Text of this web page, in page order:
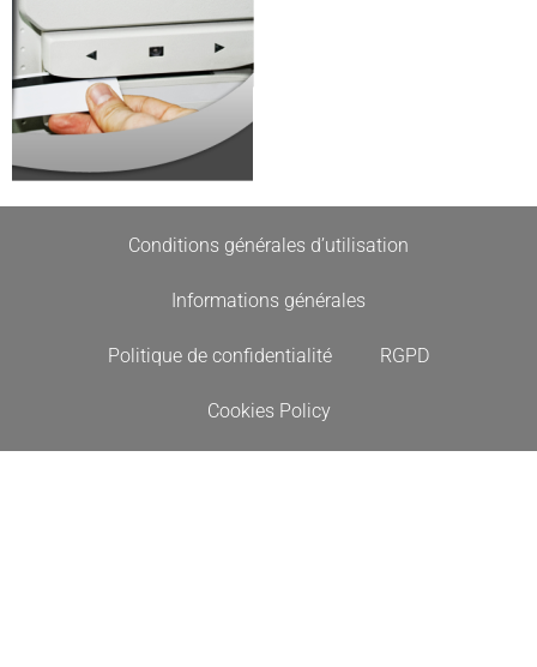
Conditions générales d’utilisation
Informations générales
Politique de confidentialité RGPD
Cookies Policy